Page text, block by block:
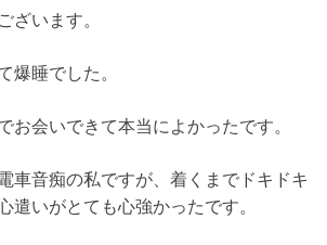
ざいます。
爆睡でした。
お会いできて本当によかったです。
車音痴の私ですが、着くまでドキドキ
遣いがとても心強かったです。